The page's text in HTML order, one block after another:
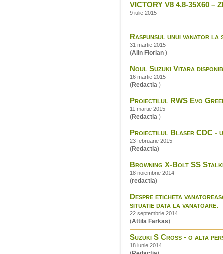
VICTORY V8 4.8-35X60 –
9 iulie 2015
Raspunsul unui vanator la
31 martie 2015
(Alin Florian )
Noul Suzuki Vitara
16 martie 2015
(Redactia )
Proiectilul RWS Evo
11 martie 2015
(Redactia )
Proiectilul Blaser CDC -
23 februarie 2015
(Redactia)
Browning X-Bolt SS
18 noiembrie 2014
(redactia)
Despre eticheta
situatie data la vanatoare.
22 septembrie 2014
(Attila Farkas)
Suzuki S Cross - o alta
18 iunie 2014